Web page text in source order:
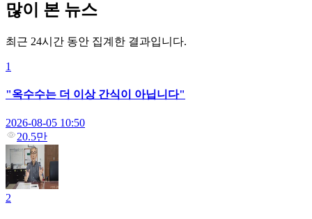
많이 본 뉴스
최근 24시간 동안 집계한 결과입니다.
1
"옥수수는 더 이상 간식이 아닙니다"
2026-08-05 10:50
20.5만
2